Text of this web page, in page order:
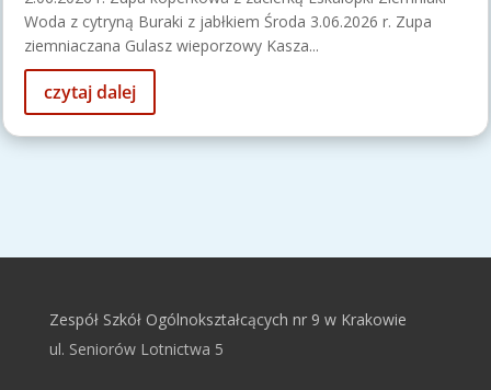
Woda z cytryną Buraki z jabłkiem Środa 3.06.2026 r. Zupa
ziemniaczana Gulasz wieporzowy Kasza...
czytaj dalej
Zespół Szkół Ogólnokształcących nr 9 w Krakowie
ul. Seniorów Lotnictwa 5